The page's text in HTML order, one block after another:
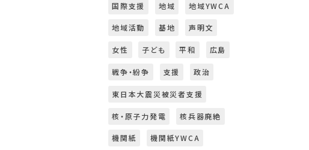
国際支援 地域 地域YWCA
地域活動 基地 声明文
女性 子ども 平和 広島
戦争・紛争 支援 政治
東日本大震災被災者支援
核・原子力発電 核兵器廃絶
機関紙 機関紙YWCA